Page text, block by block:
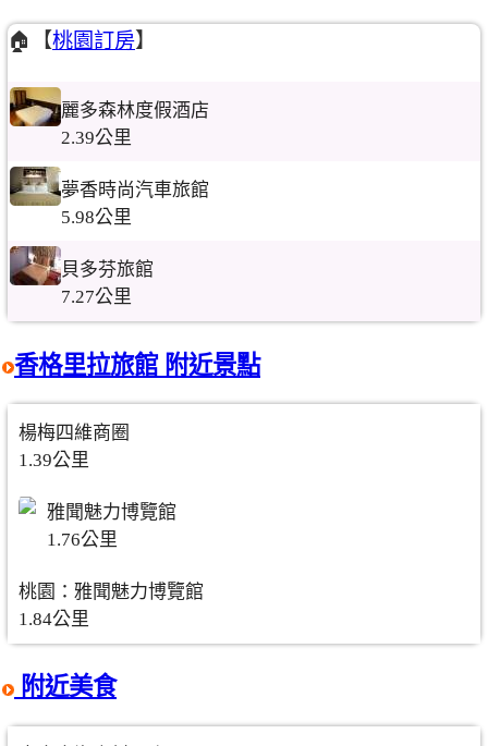
🏠【桃園訂房】
麗多森林度假酒店
2.39公里
夢香時尚汽車旅館
5.98公里
貝多芬旅館
7.27公里
香格里拉旅館 附近景點
楊梅四維商圈
1.39公里
雅聞魅力博覽館
1.76公里
桃園：雅聞魅力博覽館
1.84公里
附近美食